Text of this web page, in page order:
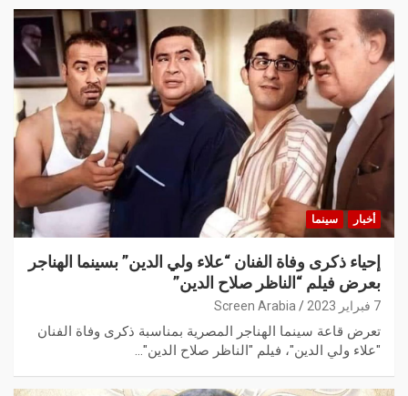
أخبار سينما
إحياء ذكرى وفاة الفنان “علاء ولي الدين” بسينما الهناجر
بعرض فيلم “الناظر صلاح الدين”
7 فبراير 2023 Screen Arabia
تعرض قاعة سينما الهناجر المصرية بمناسبة ذكرى وفاة الفنان
"علاء ولي الدين"، فيلم "الناظر صلاح الدين"…